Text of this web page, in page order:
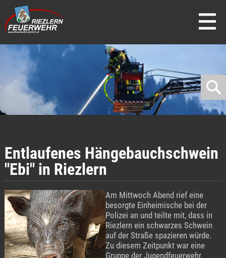
direkt zur Navigation
direkt zum Inhalt
Entlaufenes Hängebauchschwein
"Ebi" in Riezlern
Am Mittwoch Abend rief eine
besorgte Einheimische bei der
Polizei an und teilte mit, dass in
Riezlern ein schwarzes Schwein
auf der Straße spazieren würde.
Zu diesem Zeitpunkt war eine
Gruppe der Jugendfeuerwehr